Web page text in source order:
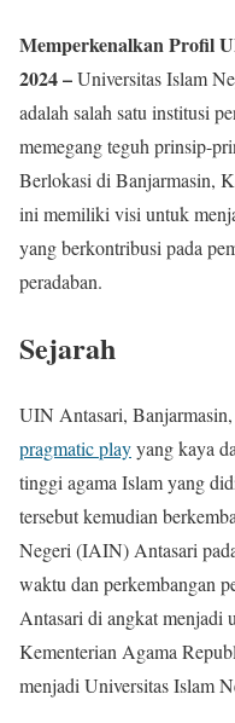
Memperkenalkan Profil
2024 –Universitas Islam
adalah salah satu institusi
memegang teguh prinsip-
Berlokasi di Banjarmasin,
ini memiliki visi untuk
yang berkontribusi pada
peradaban.
Sejarah
UIN Antasari,
pragmatic playyang kaya
tinggi agama Islam yang
tersebut kemudian
Negeri (IAIN) Antasari
waktu dan perkembangan
Antasari di angkat menjadi
Kementerian Agama
menjadi Universitas Islam